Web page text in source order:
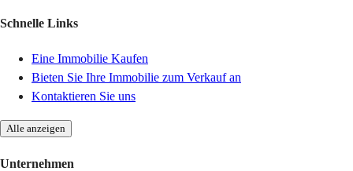
Schnelle Links
Eine Immobilie Kaufen
Bieten Sie Ihre Immobilie zum Verkauf an
Kontaktieren Sie uns
Alle anzeigen
Unternehmen